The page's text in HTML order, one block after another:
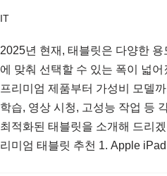
IT
2025년 현재, 태블릿은 다양한 용
에 맞춰 선택할 수 있는 폭이 넓어
프리미엄 제품부터 가성비 모델
학습, 영상 시청, 고성능 작업 등
최적화된 태블릿을 소개해 드리
리미엄 태블릿 추천 1. Apple